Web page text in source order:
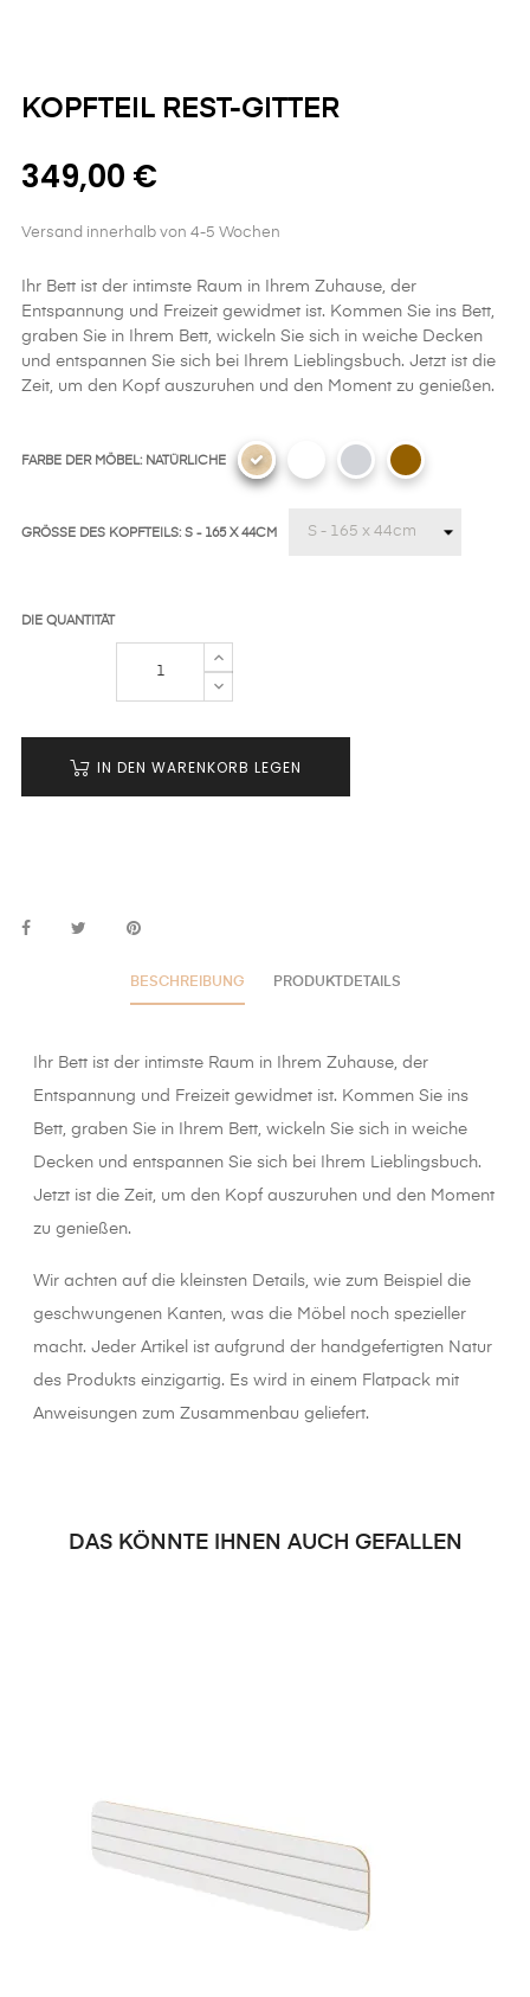
KOPFTEIL REST-GITTER
349,00 €
Versand innerhalb von 4-5 Wochen
Ihr Bett ist der intimste Raum in Ihrem Zuhause, der
Entspannung und Freizeit gewidmet ist. Kommen Sie ins Bett,
graben Sie in Ihrem Bett, wickeln Sie sich in weiche Decken
und entspannen Sie sich bei Ihrem Lieblingsbuch. Jetzt ist die
Zeit, um den Kopf auszuruhen und den Moment zu genießen.
FARBE DER MÖBEL: NATÜRLICHE
GRÖSSE DES KOPFTEILS: S - 165 X 44CM
DIE QUANTITÄT
IN DEN WARENKORB LEGEN
BESCHREIBUNG PRODUKTDETAILS
Ihr Bett ist der intimste Raum in Ihrem Zuhause, der
Entspannung und Freizeit gewidmet ist. Kommen Sie ins
Bett, graben Sie in Ihrem Bett, wickeln Sie sich in weiche
Decken und entspannen Sie sich bei Ihrem Lieblingsbuch.
Jetzt ist die Zeit, um den Kopf auszuruhen und den Moment
zu genießen.
Wir achten auf die kleinsten Details, wie zum Beispiel die
geschwungenen Kanten, was die Möbel noch spezieller
macht. Jeder Artikel ist aufgrund der handgefertigten Natur
des Produkts einzigartig. Es wird in einem Flatpack mit
Anweisungen zum Zusammenbau geliefert.
DAS KÖNNTE IHNEN AUCH GEFALLEN